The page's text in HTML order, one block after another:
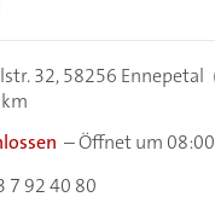
32,58256 Ennepetal
–Öffnet um 08:00
7 92 40 80